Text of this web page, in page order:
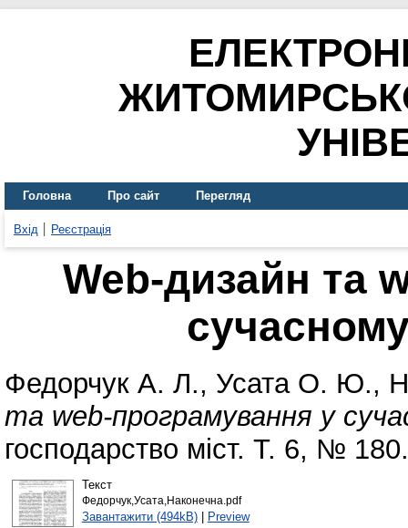
Головна Про сайт Перегляд
Вхід Реєстрація
Web-дизайн та
сучасному
Федорчук А. Л., Усата О. Ю.,
та web-програмування у
господарство міст. Т. 6, №
Текст
Федорчук,Усата,Наконечна.pdf
Завантажити (494kB)| Preview